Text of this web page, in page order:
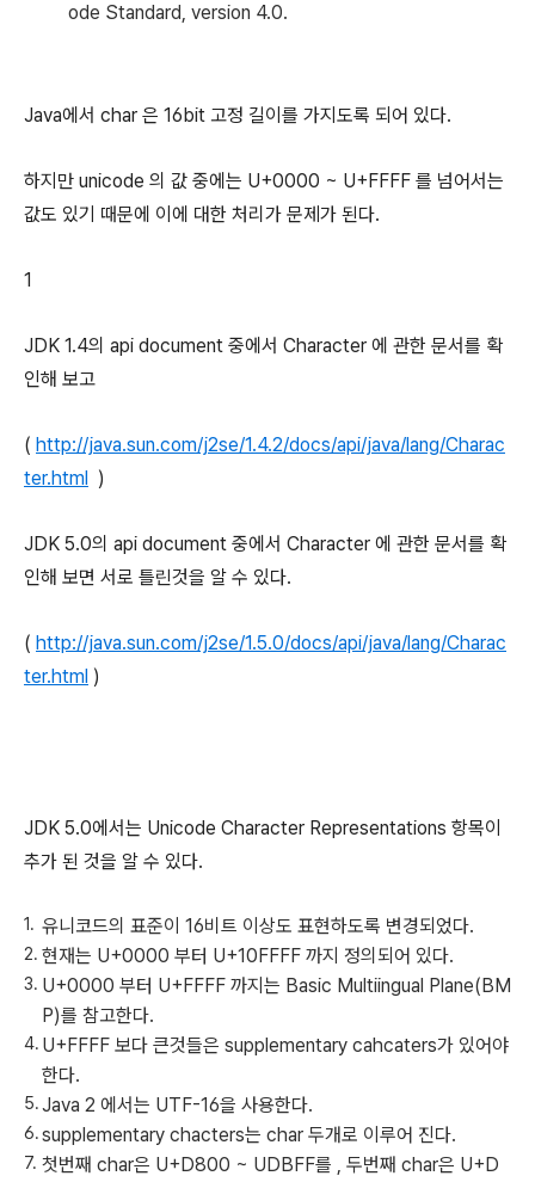
ode Standard, version 4.0.
Java에서 char 은 16bit 고정 길이를 가지도록 되어 있다.
하지만 unicode 의 값 중에는 U+0000 ~ U+FFFF 를 넘어서는
값도 있기 때문에 이에 대한 처리가 문제가 된다.
1
JDK 1.4의 api document 중에서 Character 에 관한 문서를 확
인해 보고
( http://java.sun.com/j2se/1.4.2/docs/api/java/lang/Charac
ter.html )
JDK 5.0의 api document 중에서 Character 에 관한 문서를 확
인해 보면 서로 틀린것을 알 수 있다.
( http://java.sun.com/j2se/1.5.0/docs/api/java/lang/Charac
ter.html )
JDK 5.0에서는 Unicode Character Representations 항목이
추가 된 것을 알 수 있다.
유니코드의 표준이 16비트 이상도 표현하도록 변경되었다.
현재는 U+0000 부터 U+10FFFF 까지 정의되어 있다.
U+0000 부터 U+FFFF 까지는 Basic Multiingual Plane(BM
P)를 참고한다.
U+FFFF 보다 큰것들은 supplementary cahcaters가 있어야
한다.
Java 2 에서는 UTF-16을 사용한다.
supplementary chacters는 char 두개로 이루어 진다.
첫번째 char은 U+D800 ~ UDBFF를 , 두번째 char은 U+D